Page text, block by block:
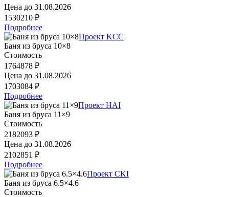
Цена до 31.08.2026
1530210 ₽
Подробнее
Проект KCC
Баня из бруса 10×8
Стоимость
1764878 ₽
Цена до 31.08.2026
1703084 ₽
Подробнее
Проект HAI
Баня из бруса 11×9
Стоимость
2182093 ₽
Цена до 31.08.2026
2102851 ₽
Подробнее
Проект CKI
Баня из бруса 6.5×4.6
Стоимость